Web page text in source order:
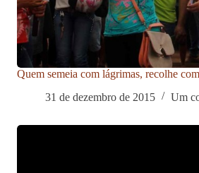
Quem semeia com lágrimas, recolhe
31 de dezembro de 2015
Um